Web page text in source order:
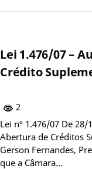
Lei 1.476/07 –
Crédito
2
Lei nº 1.476/07 De
Abertura de Créditos
Gerson Fernandes,
que a Câmara…